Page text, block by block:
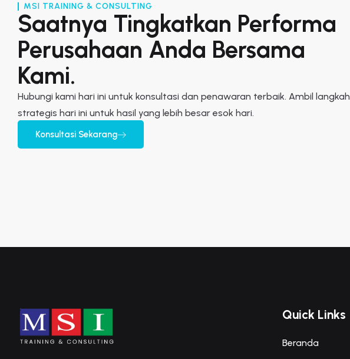
MSI TRAINING & CONSULTING
Saatnya Tingkatkan Performa
Perusahaan Anda Bersama
Kami.
Hubungi kami hari ini untuk konsultasi dan penawaran terbaik. Ambil langkah
strategis hari ini untuk hasil yang lebih besar esok hari.
Konsultasi Sekarang
Quick Links
Beranda